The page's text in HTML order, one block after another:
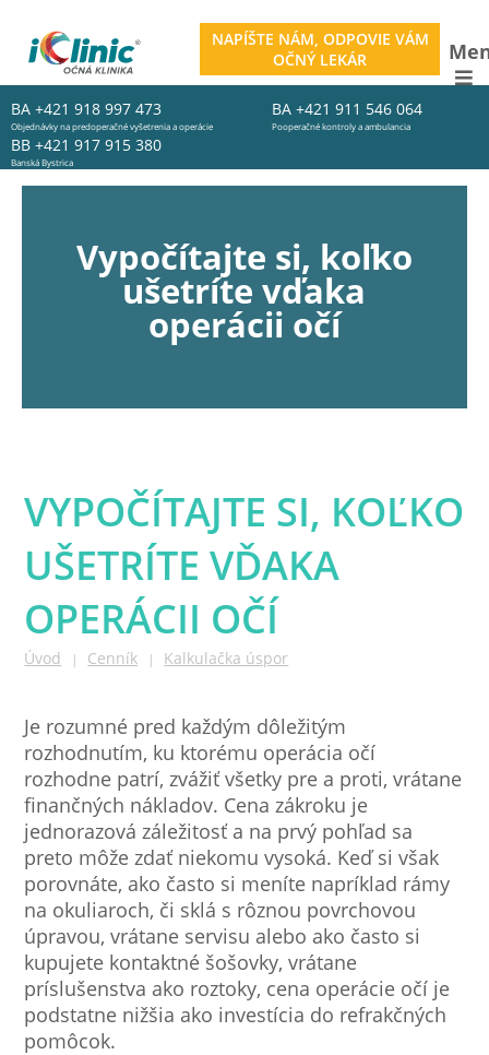
NAPÍŠTE NÁM, ODPOVIE VÁM
OČNÝ LEKÁR
BA +421 918 997 473
Objednávky na predoperačné vyšetrenia a operácie
BA +421 911 546 064
Pooperačné kontroly a ambulancia
BB +421 917 915 380
Banská Bystrica
Vypočítajte si, koľko
ušetríte vďaka
operácii očí
VYPOČÍTAJTE SI, KOĽKO
UŠETRÍTE VĎAKA
OPERÁCII OČÍ
Úvod | Cenník | Kalkulačka úspor
Je rozumné pred každým dôležitým
rozhodnutím, ku ktorému operácia očí
rozhodne patrí, zvážiť všetky pre a proti, vrátane
finančných nákladov. Cena zákroku je
jednorazová záležitosť a na prvý pohľad sa
preto môže zdať niekomu vysoká. Keď si však
porovnáte, ako často si meníte napríklad rámy
na okuliaroch, či sklá s rôznou povrchovou
úpravou, vrátane servisu alebo ako často si
kupujete kontaktné šošovky, vrátane
príslušenstva ako roztoky, cena operácie očí je
podstatne nižšia ako investícia do refrakčných
pomôcok.